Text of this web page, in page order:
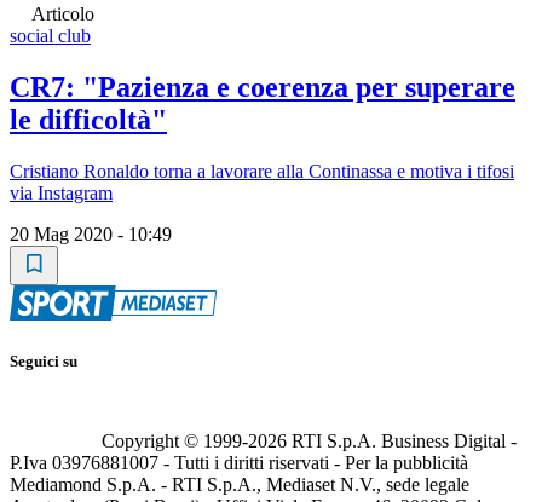
Articolo
social club
CR7: "Pazienza e coerenza per superare
le difficoltà"
Cristiano Ronaldo torna a lavorare alla Continassa e motiva i tifosi
via Instagram
20 Mag 2020 - 10:49
Seguici su
Copyright © 1999-2026 RTI S.p.A. Business Digital -
P.Iva 03976881007 - Tutti i diritti riservati - Per la pubblicità
Mediamond S.p.A. - RTI S.p.A., Mediaset N.V., sede legale